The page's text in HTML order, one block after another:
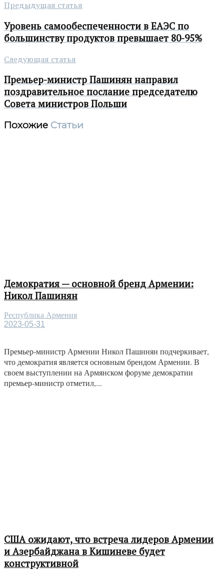
Предыдущая статья
Уровень самообеспеченности в ЕАЭС по
большинству продуктов превышает 80-95%
Следующая статья
Премьер-министр Пашинян направил
поздравительное послание председателю
Совета министров Польши
Похожие Статьи
Демократия — основной бренд Армении:
Никол Пашинян
Республика Армения
2023-05-31
Премьер-министр Армении Никол Пашинян подчеркивает,
что демократия является основным брендом Армении. В
своем выступлении на Армянском форуме демократии
премьер-министр отметил,...
США ожидают, что встреча лидеров Армении
и Азербайджана в Кишиневе будет
конструктивной